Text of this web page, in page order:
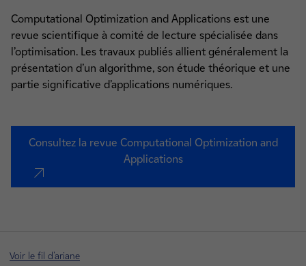
Computational Optimization and Applications est une
revue scientifique à comité de lecture spécialisée dans
l’optimisation. Les travaux publiés allient généralement la
présentation d’un algorithme, son étude théorique et une
partie significative d’applications numériques.
Consultez la revue Computational Optimization and
Applications
nouvel onglet
Voir le fil d'ariane